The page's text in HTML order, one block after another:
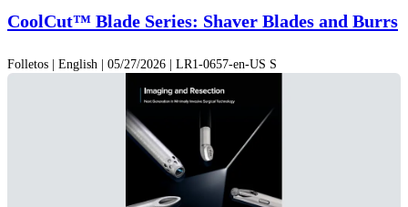
CoolCut™ Blade Series: Shaver Blades and Burrs
Folletos | English | 05/27/2026 | LR1-0657-en-US S